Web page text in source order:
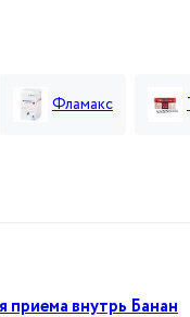
Фламакс
приема внутрь Банан